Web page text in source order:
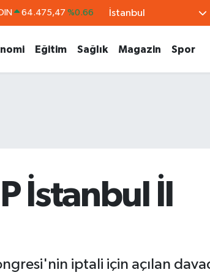
64.475,47 %0.66
55,1336 %0.18
İstanbul
Eğitim Sağlık Magazin Spor
İstanbul İl
iptali için açılan